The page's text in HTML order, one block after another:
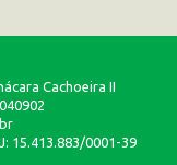
Cachoeira II
15.413.883/0001-39